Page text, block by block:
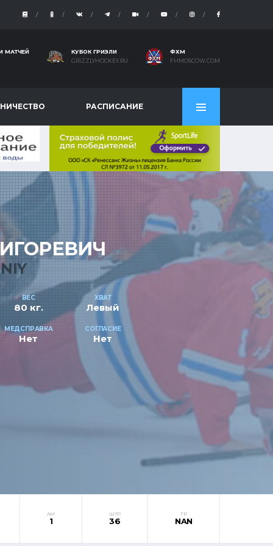
МАТЧЕЙ
КУБОК ГРИЗЛИ
GRIZZLYHOCKEY.RU
ФХМ
FHMOSCOW.COM
РАСПИСАНИЕ
ВЕС
80 кг.
ХВАТ
Левый
МЕДСПРАВКА
Нет
СОГЛАСИЕ
Нет
АМ
1
ШТР
36
ТР
NAN